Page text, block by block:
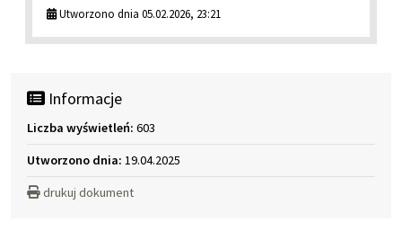
Utworzono dnia 05.02.2026, 23:21
Informacje
Liczba wyświetleń: 603
Utworzono dnia: 19.04.2025
drukuj dokument